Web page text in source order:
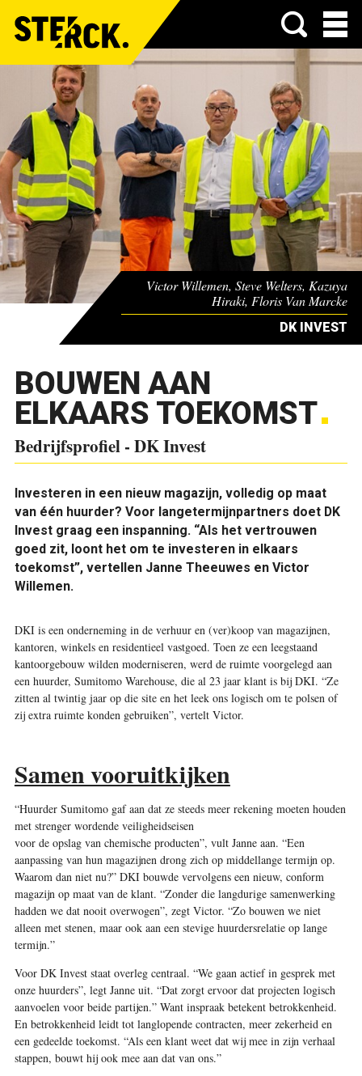
Menu
Victor Willemen, Steve Welters, Kazuya
Hiraki, Floris Van Marcke
DK INVEST
BOUWEN AAN
ELKAARS TOEKOMST
Bedrijfsprofiel - DK Invest
Investeren in een nieuw magazijn, volledig op maat
van één huurder? Voor langetermijnpartners doet DK
Invest graag een inspanning. “Als het vertrouwen
goed zit, loont het om te investeren in elkaars
toekomst”, vertellen Janne Theeuwes en Victor
Willemen.
DKI is een onderneming in de verhuur en (ver)koop van magazijnen,
kantoren, winkels en residentieel vastgoed. Toen ze een leegstaand
kantoorgebouw wilden moderniseren, werd de ruimte voorgelegd aan
een huurder, Sumitomo Warehouse, die al 23 jaar klant is bij DKI. “Ze
zitten al twintig jaar op die site en het leek ons logisch om te polsen of
zij extra ruimte konden gebruiken”, vertelt Victor.
Samen vooruitkijken
“Huurder Sumitomo gaf aan dat ze steeds meer rekening moeten houden
met strenger wordende veiligheidseisen
voor de opslag van chemische producten”, vult Janne aan. “Een
aanpassing van hun magazijnen drong zich op middellange termijn op.
Waarom dan niet nu?” DKI bouwde vervolgens een nieuw, conform
magazijn op maat van de klant. “Zonder die langdurige samenwerking
hadden we dat nooit overwogen”, zegt Victor. “Zo bouwen we niet
alleen met stenen, maar ook aan een stevige huurdersrelatie op lange
termijn.”
Voor DK Invest staat overleg centraal. “We gaan actief in gesprek met
onze huurders”, legt Janne uit. “Dat zorgt ervoor dat projecten logisch
aanvoelen voor beide partijen.” Want inspraak betekent betrokkenheid.
En betrokkenheid leidt tot langlopende contracten, meer zekerheid en
een gedeelde toekomst. “Als een klant weet dat wij mee in zijn verhaal
stappen, bouwt hij ook mee aan dat van ons.”